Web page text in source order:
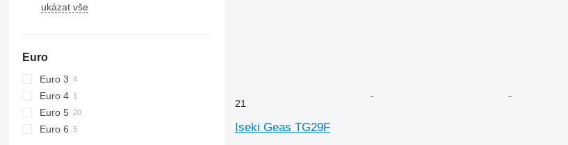
ukázat vše
Euro
Euro 3
Euro 4
Euro 5
Euro 6
21
Iseki Geas TG29F